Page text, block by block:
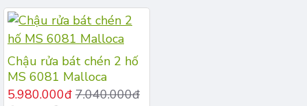
Chậu rửa bát chén 2 hố
MS 6081 Malloca
5.980.000đ 7.040.000đ